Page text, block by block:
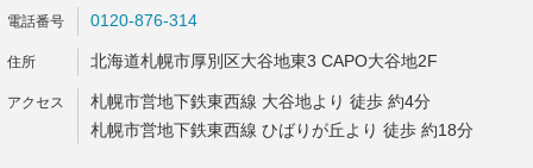
0120-876-314
北海道札幌市厚別区大谷地東3 CAPO大谷地2F
札幌市営地下鉄東西線 大谷地より 徒歩 約4分
札幌市営地下鉄東西線 ひばりが丘より 徒歩 約18分